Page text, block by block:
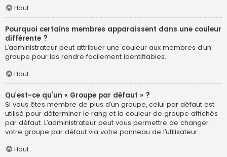
Haut
Pourquoi certains membres apparaissent dans une couleur
différente ?
L’administrateur peut attribuer une couleur aux membres d’un
groupe pour les rendre facilement identifiables.
Haut
Qu’est-ce qu’un « Groupe par défaut » ?
Si vous êtes membre de plus d’un groupe, celui par défaut est
utilisé pour déterminer le rang et la couleur de groupe affichés
par défaut. L’administrateur peut vous permettre de changer
votre groupe par défaut via votre panneau de l’utilisateur.
Haut